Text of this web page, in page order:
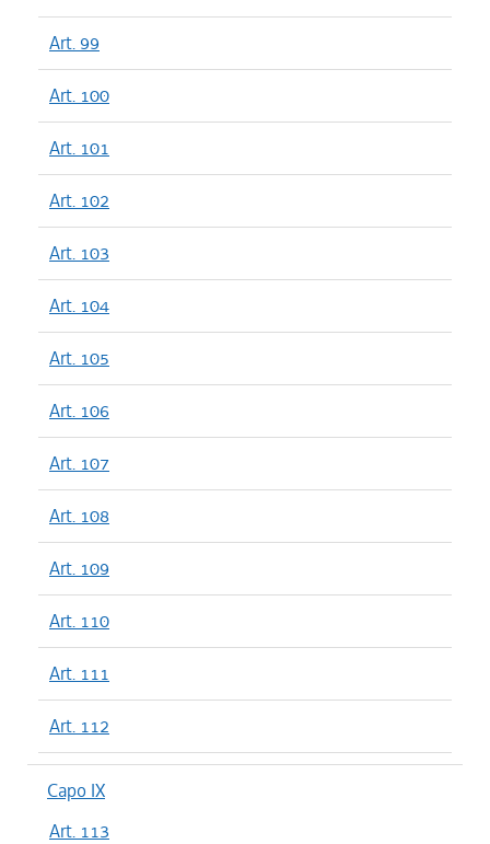
Art. 99
Art. 100
Art. 101
Art. 102
Art. 103
Art. 104
Art. 105
Art. 106
Art. 107
Art. 108
Art. 109
Art. 110
Art. 111
Art. 112
Capo IX
Art. 113